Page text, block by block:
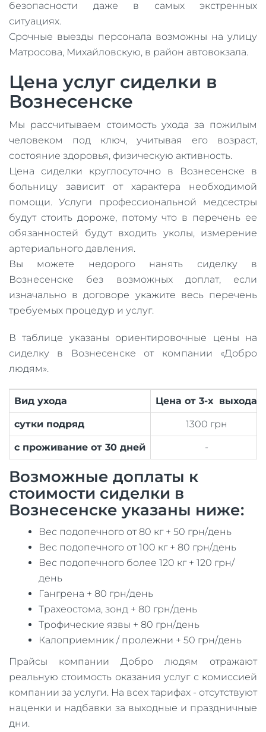
безопасности даже в самых экстренных
ситуациях.
Срочные выезды персонала возможны на улицу
Матросова, Михайловскую, в район автовокзала.
Цена услуг сиделки в
Вознесенске
Мы рассчитываем стоимость ухода за пожилым
человеком под ключ, учитывая его возраст,
состояние здоровья, физическую активность.
Цена сиделки круглосуточно в Вознесенске в
больницу зависит от характера необходимой
помощи. Услуги профессиональной медсестры
будут стоить дороже, потому что в перечень ее
обязанностей будут входить уколы, измерение
артериального давления.
Вы можете недорого нанять сиделку в
Вознесенске без возможных доплат, если
изначально в договоре укажите весь перечень
требуемых процедур и услуг.
В таблице указаны ориентировочные цены на
сиделку в Вознесенске от компании «Добро
людям».
Вид ухода Цена от 3-х выхода
сутки подряд 1300 грн
с проживание от 30 дней -
Возможные доплаты к
стоимости сиделки в
Вознесенске указаны ниже:
Вес подопечного от 80 кг + 50 грн/день
Вес подопечного от 100 кг + 80 грн/день
Вес подопечного более 120 кг + 120 грн/
день
Гангрена + 80 грн/день
Трахеостома, зонд + 80 грн/день
Трофические язвы + 80 грн/день
Калоприемник / пролежни + 50 грн/день
Прайсы компании Добро людям отражают
реальную стоимость оказания услуг с комиссией
компании за услуги. На всех тарифах - отсутствуют
наценки и надбавки за выходные и праздничные
дни.